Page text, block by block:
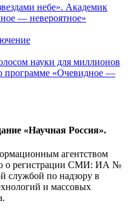
небе». Академик
— невероятное»
науки для миллионов
«Очевидное —
«Научная Россия».
агентством
о регистрации СМИ: ИА №
службой по надзору в
и массовых